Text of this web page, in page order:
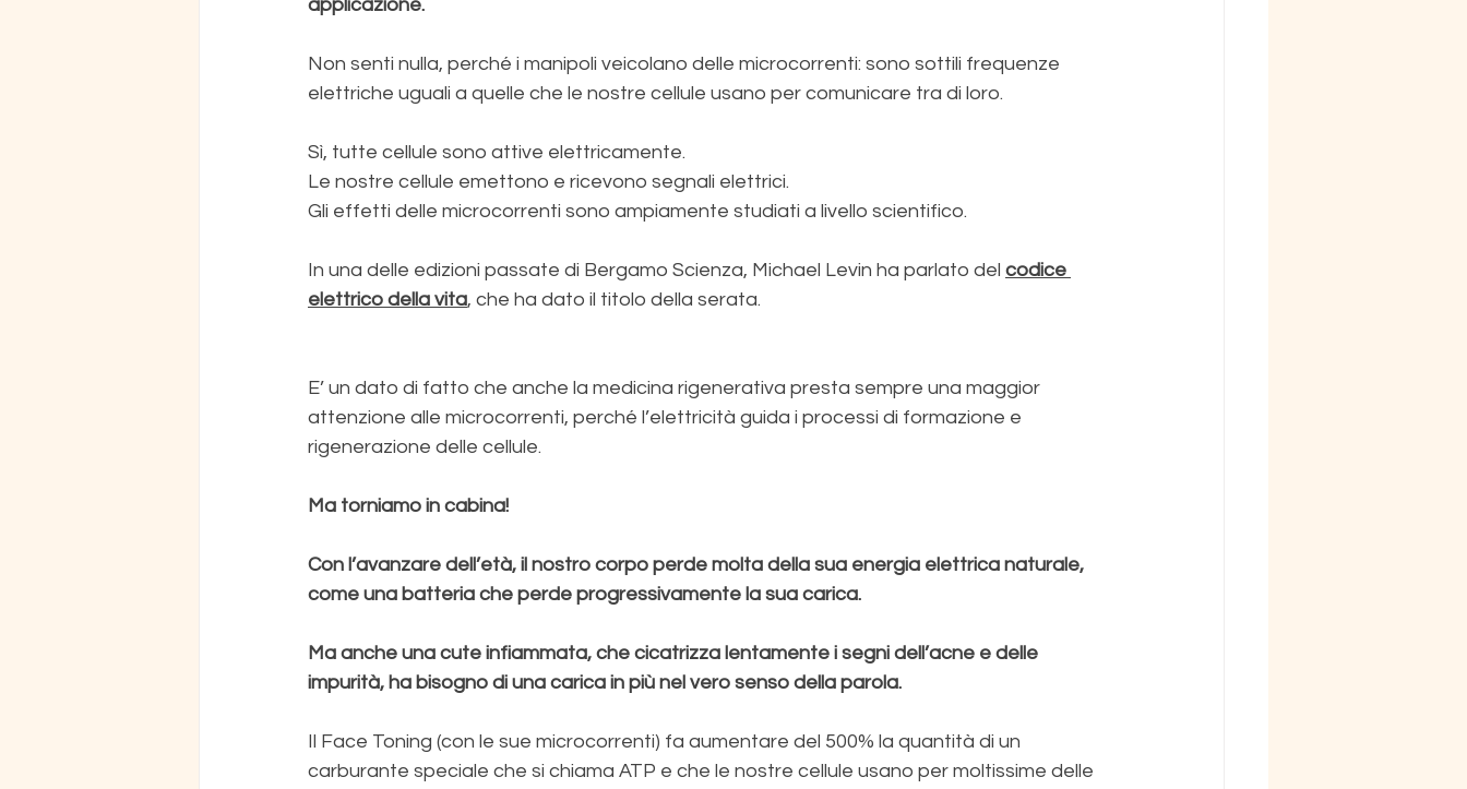
applicazione.
Non senti nulla, perché i manipoli veicolano delle microcorrenti: sono sottili frequenze
elettriche uguali a quelle che le nostre cellule usano per comunicare tra di loro.
Sì, tutte cellule sono attive elettricamente.
Le nostre cellule emettono e ricevono segnali elettrici.
Gli effetti delle microcorrenti sono ampiamente studiati a livello scientifico.
In una delle edizioni passate di Bergamo Scienza, Michael Levin ha parlato del codice
elettrico della vita, che ha dato il titolo della serata.
E’ un dato di fatto che anche la medicina rigenerativa presta sempre una maggior
attenzione alle microcorrenti, perché l’elettricità guida i processi di formazione e
rigenerazione delle cellule.
Ma torniamo in cabina!
Con l’avanzare dell’età, il nostro corpo perde molta della sua energia elettrica naturale,
come una batteria che perde progressivamente la sua carica.
Ma anche una cute infiammata, che cicatrizza lentamente i segni dell’acne e delle
impurità, ha bisogno di una carica in più nel vero senso della parola.
Il Face Toning (con le sue microcorrenti) fa aumentare del 500% la quantità di un
carburante speciale che si chiama ATP e che le nostre cellule usano per moltissime delle